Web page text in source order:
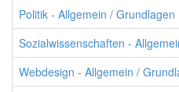
Politik - Allgemein / Grundlagen
Sozialwissenschaften -
Webdesign - Allgemein /